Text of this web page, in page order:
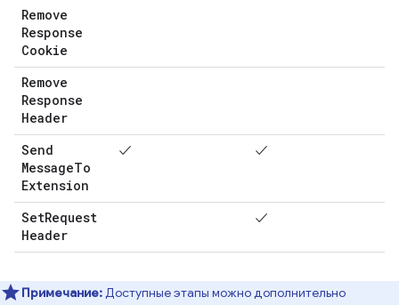
Remove
Response
Cookie
Remove
Response
Header
Send
MessageTo
Extension
✓ ✓
SetRequest
Header
✓
Примечание:Доступные этапы можно дополнительно